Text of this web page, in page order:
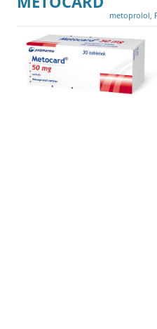
metoprolol